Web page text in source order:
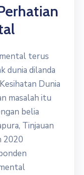
terus
dunia dilanda
Dunia
masalah itu
belia
Tinjauan
2020